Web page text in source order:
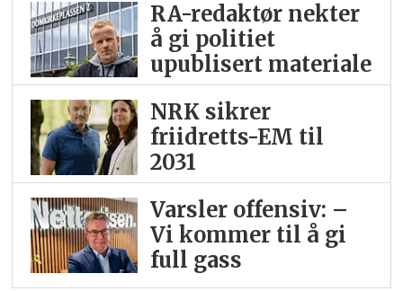
RA-redaktør nekter
å gi politiet
upublisert materiale
NRK sikrer
friidretts-EM til
2031
Varsler offensiv: –
Vi kommer til å gi
full gass